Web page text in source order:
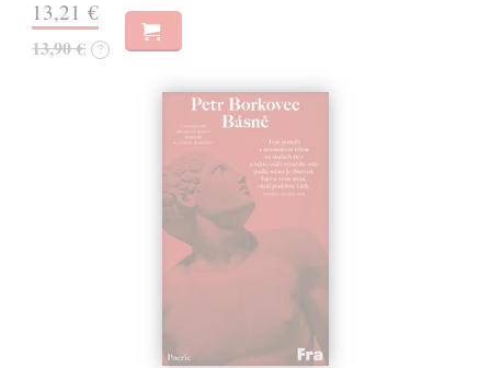
13,21 €
13,90 € ?